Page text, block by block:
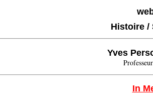
Histoire /
Yves
In